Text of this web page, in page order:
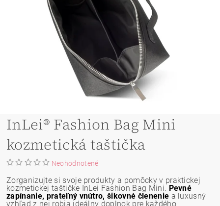
InLei® Fashion Bag Mini
kozmetická taštička
Neohodnotené
Zorganizujte si svoje produkty a pomôcky v praktickej
kozmetickej taštičke InLei Fashion Bag Mini. Pevné
zapínanie, prateľný vnútro, šikovné členenie a luxusný
vzhľad z nej robia ideálny doplnok pre každého